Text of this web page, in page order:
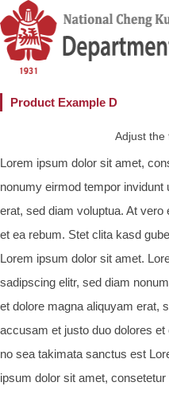
Product Example D
Adjust the
Lorem ipsum dolor sit amet,
nonumy eirmod tempor invidunt
erat, sed diam voluptua. At
et ea rebum. Stet clita kasd
Lorem ipsum dolor sit amet.
sadipscing elitr, sed diam
et dolore magna aliquyam erat,
accusam et justo duo dolores
no sea takimata sanctus est
ipsum dolor sit amet,